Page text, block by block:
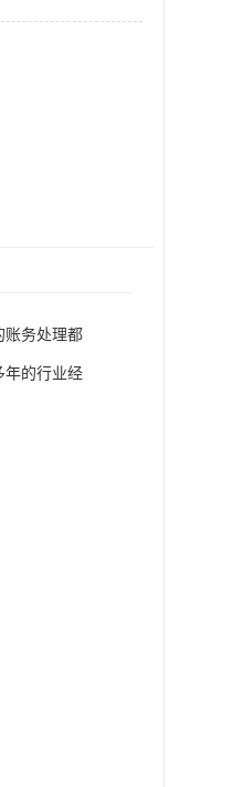
账务处理都
年的行业经